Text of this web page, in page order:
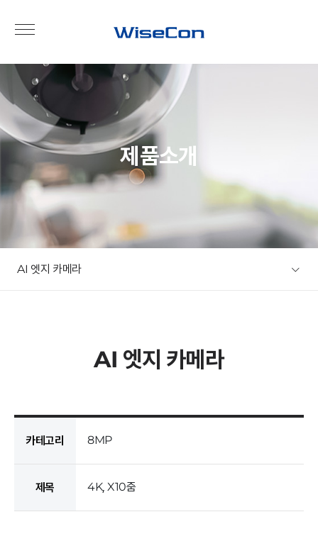
제품소개
AI 엣지 카메라
AI 엣지 카메라
카테고리 8MP
제목 4K, X10줌